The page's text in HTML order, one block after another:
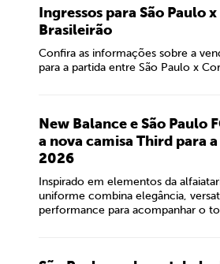
Ingressos para São Paulo
Brasileirão
Confira as informações sobre a
para a partida entre São Paulo x
New Balance e São Paulo
a nova camisa Third para
2026
Inspirado em elementos da
uniforme combina elegância,
performance para acompanhar o